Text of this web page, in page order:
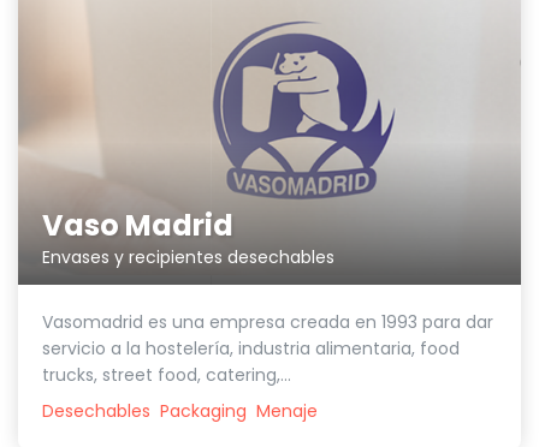
Vaso Madrid
Envases y recipientes desechables
Vasomadrid es una empresa creada en 1993 para dar
servicio a la hostelería, industria alimentaria, food
trucks, street food, catering,...
Desechables Packaging Menaje